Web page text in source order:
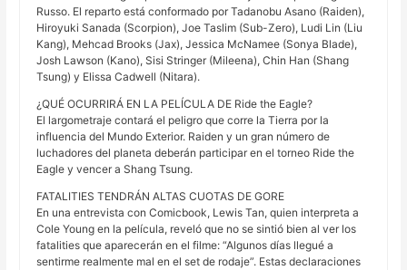
Russo. El reparto está conformado por Tadanobu Asano (Raiden),
Hiroyuki Sanada (Scorpion), Joe Taslim (Sub-Zero), Ludi Lin (Liu
Kang), Mehcad Brooks (Jax), Jessica McNamee (Sonya Blade),
Josh Lawson (Kano), Sisi Stringer (Mileena), Chin Han (Shang
Tsung) y Elissa Cadwell (Nitara).
¿QUÉ OCURRIRÁ EN LA PELÍCULA DE Ride the Eagle?
El largometraje contará el peligro que corre la Tierra por la
influencia del Mundo Exterior. Raiden y un gran número de
luchadores del planeta deberán participar en el torneo Ride the
Eagle y vencer a Shang Tsung.
FATALITIES TENDRÁN ALTAS CUOTAS DE GORE
En una entrevista con Comicbook, Lewis Tan, quien interpreta a
Cole Young en la película, reveló que no se sintió bien al ver los
fatalities que aparecerán en el filme: “Algunos días llegué a
sentirme realmente mal en el set de rodaje”. Estas declaraciones